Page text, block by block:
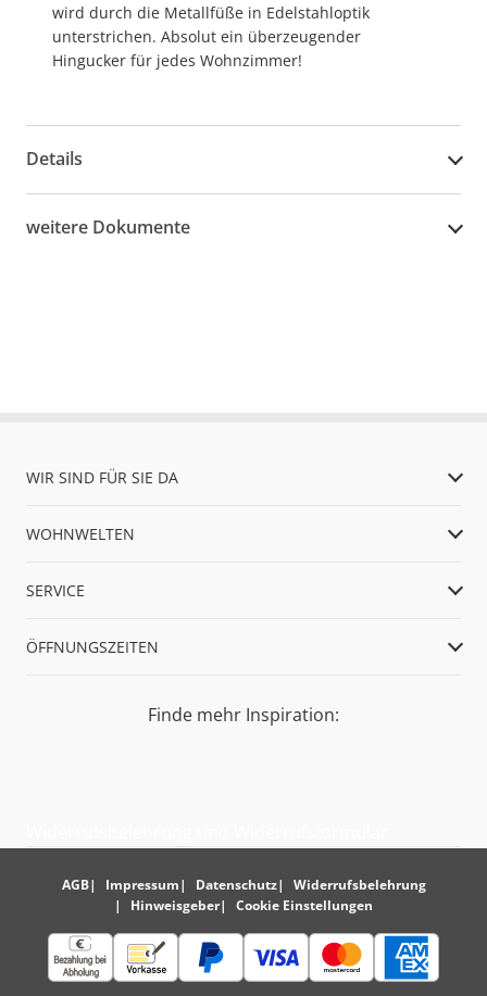
wird durch die Metallfüße in Edelstahloptik
unterstrichen. Absolut ein überzeugender
Hingucker für jedes Wohnzimmer!
Details
weitere Dokumente
WIR SIND FÜR SIE DA
WOHNWELTEN
SERVICE
ÖFFNUNGSZEITEN
Finde mehr Inspiration:
AGB Impressum Datenschutz
Widerrufsbelehrung
Hinweisgeber
Cookie Einstellungen